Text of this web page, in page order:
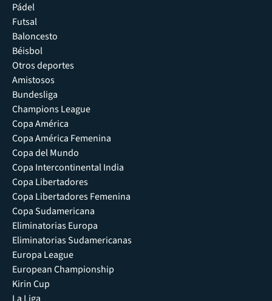
Pádel
Futsal
Baloncesto
Béisbol
Otros deportes
Amistosos
Bundesliga
Champions League
Copa América
Copa América Femenina
Copa del Mundo
Copa Intercontinental India
Copa Libertadores
Copa Libertadores Femenina
Copa Sudamericana
Eliminatorias Europa
Eliminatorias Sudamericanas
Europa League
European Championship
Kirin Cup